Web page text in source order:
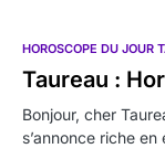
HOROSCOPE DU JOUR
Taureau :
Bonjour, cher
s’annonce riche